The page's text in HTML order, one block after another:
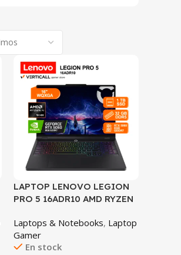
SALE
LAPTOP LENOVO LEGION
PRO 5 16ADR10 AMD RYZEN
SSD NVIDIA GEFORCE RTX
5060 8GB 16″ WQXGA IPS
WINDOWS 11 TECLADO
Laptops & Notebooks, Laptop
Gamer
En stock